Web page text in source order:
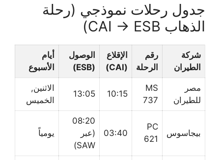
جدول رحلات نموذجي (رحلة
الذهاب CAI → ESB)
شركة
الطيران
رقم
الرحلة
الإقلاع
(CAI)
الوصول
(ESB)
أيام
الأسبوع
مصر
للطيران
MS
737
10:15
13:05
الاثنين,
الخميس
بيجاسوس
PC
621
03:40
08:20
(عبر
SAW)
يومياً